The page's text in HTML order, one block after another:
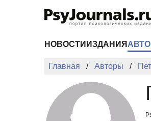
НОВОСТИ ИЗДАНИЯ
Главная Авторы